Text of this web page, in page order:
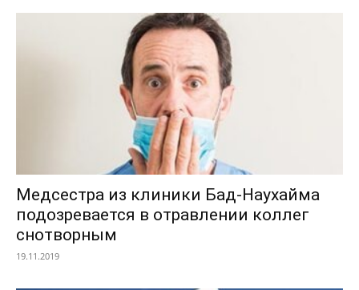
Медсестра из клиники Бад-Наухайма
подозревается в отравлении коллег
снотворным
19.11.2019